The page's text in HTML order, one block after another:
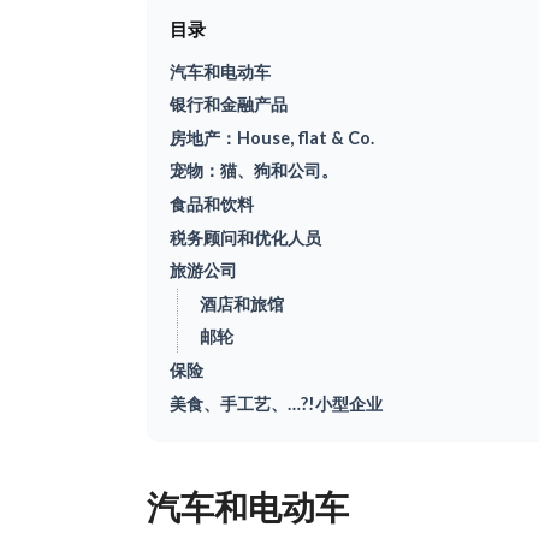
目录
汽车和电动车
银行和金融产品
房地产：House, flat & Co.
宠物：猫、狗和公司。
食品和饮料
税务顾问和优化人员
旅游公司
酒店和旅馆
邮轮
保险
美食、手工艺、…?!小型企业
汽车和电动车